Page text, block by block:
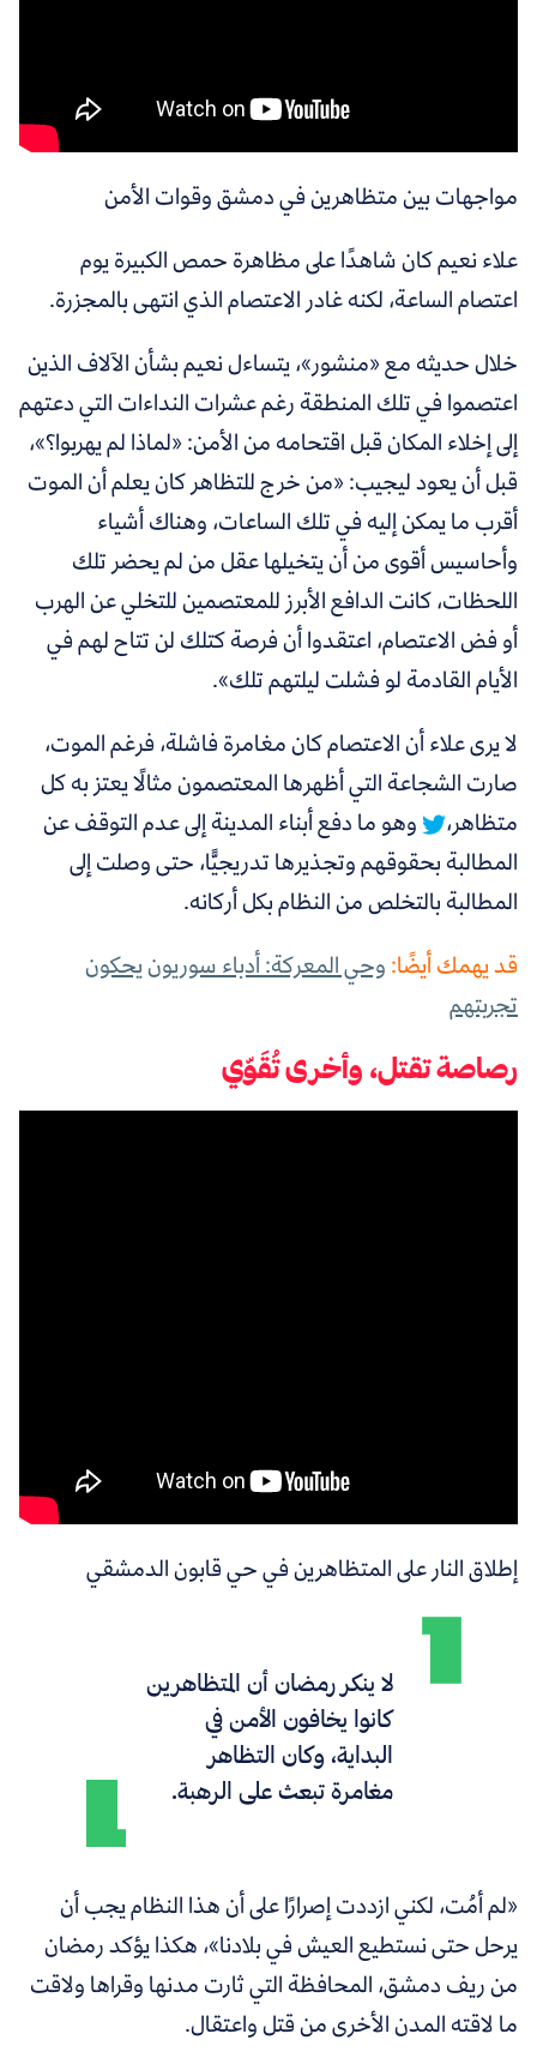
مواجهات بين متظاهرين في دمشق وقوات الأمن
علاء نعيم كان شاهدًا على مظاهرة حمص الكبيرة يوم
اعتصام الساعة، لكنه غادر الاعتصام الذي انتهى بالمجزرة.
خلال حديثه مع «منشور»، يتساءل نعيم بشأن الآلاف الذين
اعتصموا في تلك المنطقة رغم عشرات النداءات التي دعتهم
إلى إخلاء المكان قبل اقتحامه من الأمن: «لماذا لم يهربوا؟»،
قبل أن يعود ليجيب: «من خرج للتظاهر كان يعلم أن الموت
أقرب ما يمكن إليه في تلك الساعات، وهناك أشياء
وأحاسيس أقوى من أن يتخيلها عقل من لم يحضر تلك
اللحظات، كانت الدافع الأبرز للمعتصمين للتخلي عن الهرب
أو فض الاعتصام، اعتقدوا أن فرصة كتلك لن تتاح لهم في
الأيام القادمة لو فشلت ليلتهم تلك».
لا يرى علاء أن الاعتصام كان مغامرة فاشلة، فرغم الموت،
صارت الشجاعة التي أظهرها المعتصمون مثالًا يعتز به كل
متظاهر،
وهو ما دفع أبناء المدينة إلى عدم التوقف عن
المطالبة بحقوقهم وتجذيرها تدريجيًّا، حتى وصلت إلى
المطالبة بالتخلص من النظام بكل أركانه.
قد يهمك أيضًا:وحي المعركة: أدباء سوريون يحكون
تجربتهم
رصاصة تقتل، وأخرى تُقَوّي
إطلاق النار على المتظاهرين في حي قابون الدمشقي
لا ينكر رمضان أن المتظاهرين
كانوا يخافون الأمن في
البداية، وكان التظاهر
مغامرة تبعث على الرهبة.
«لم أمُت، لكني ازددت إصرارًا على أن هذا النظام يجب أن
يرحل حتى نستطيع العيش في بلادنا»، هكذا يؤكد رمضان
من ريف دمشق، المحافظة التي ثارت مدنها وقراها ولاقت
ما لاقته المدن الأخرى من قتل واعتقال.